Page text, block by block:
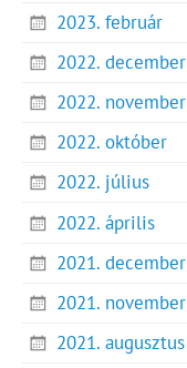
2023. február
2022. december
2022. november
2022. október
2022. július
2022. április
2021. december
2021. november
2021. augusztus